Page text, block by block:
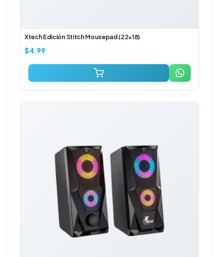
Xtech Edición Stitch Mousepad (22×18)
$4.99